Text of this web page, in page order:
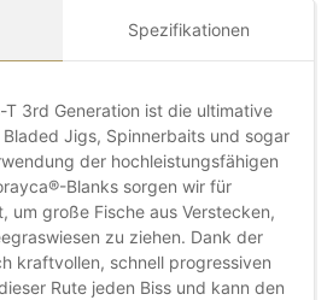
Spezifikationen
T 3rd Generation ist die ultimative
Jigs, Spinnerbaits und sogar
der hochleistungsfähigen
Blanks sorgen wir für
um große Fische aus Verstecken,
zu ziehen. Dank der
kraftvollen, schnell progressiven
Rute jeden Biss und kann den